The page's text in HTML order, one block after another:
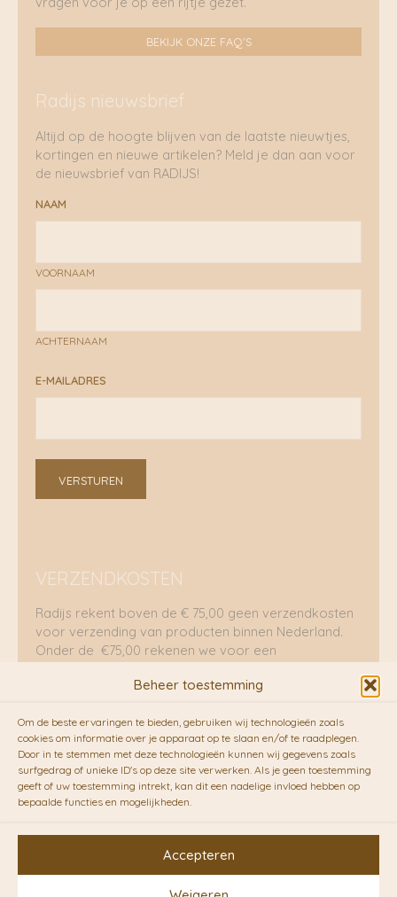
Beheer toestemming
Om de beste ervaringen te bieden, gebruiken wij technologieën zoals
cookies om informatie over je apparaat op te slaan en/of te raadplegen.
Door in te stemmen met deze technologieën kunnen wij gegevens zoals
surfgedrag of unieke ID's op deze site verwerken. Als je geen toestemming
geeft of uw toestemming intrekt, kan dit een nadelige invloed hebben op
bepaalde functies en mogelijkheden.
Accepteren
BEKIJK ONZE FAQ'S
Radijs nieuwsbrief
Altijd op de hoogte blijven van de laatste nieuwtjes,
kortingen en nieuwe artikelen? Meld je dan aan voor
de nieuwsbrief van RADIJS!
NAAM
VOORNAAM
ACHTERNAAM
E-MAILADRES
VERSTUREN
VERZENDKOSTEN
Radijs rekent boven de € 75,00 geen verzendkosten
voor verzending van producten binnen Nederland.
Onder de €75,00 rekenen we voor een
RADIJS werkt samen met de duurzame bezorgdienst
vanFietskoeriers.nl. Pakketten (mits voorradig) voor
10.00 uur besteld op een doordeweekse dag,
bezorgen zij soms nog op dezelfde dag in de
avonduren! Brievenbuspakjes de volgende dag. En
waar mogelijk ook echt op de fiets!!